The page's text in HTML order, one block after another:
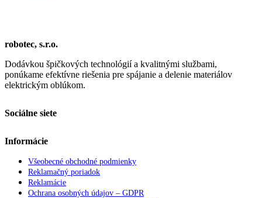
robotec, s.r.o.
Dodávkou špičkových technológií a kvalitnými službami,
ponúkame efektívne riešenia pre spájanie a delenie materiálov
elektrickým oblúkom.
Sociálne siete
Informácie
Všeobecné obchodné podmienky
Reklamačný poriadok
Reklamácie
Ochrana osobných údajov – GDPR